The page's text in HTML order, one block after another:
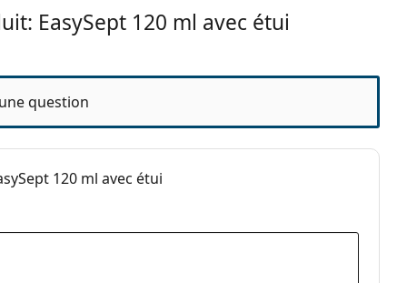
lentilles de contact à base de peroxyde d'hydrogène
EasySept 120 ml avec étui
question
120 ml avec étui